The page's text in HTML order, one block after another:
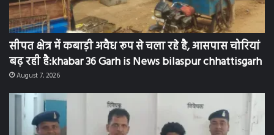
सीपत क्षेत्र में कबाड़ी अवैध रूप से चला रहे है, आसपास चोरियां
बढ़ रही है:khabar 36 Garh is News bilaspur chhattisgarh
August 7, 2026